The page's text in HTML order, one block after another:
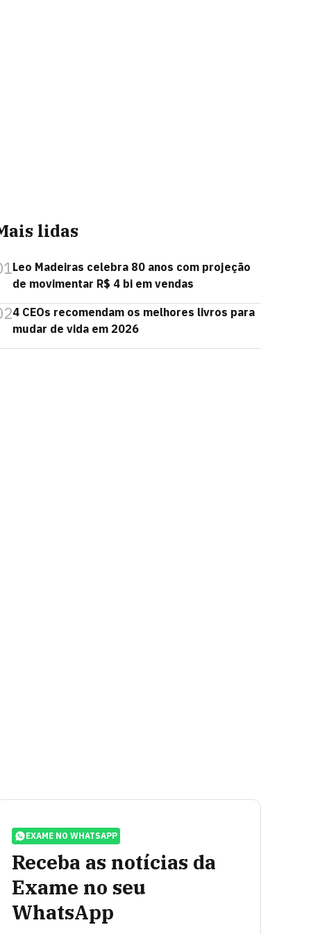
lidas
Leo Madeiras celebra 80 anos com projeção
de movimentar R$ 4 bi em vendas
4 CEOs recomendam os melhores livros para
mudar de vida em 2026
EXAME NO WHATSAPP
Receba as notícias da
Exame no seu
WhatsApp